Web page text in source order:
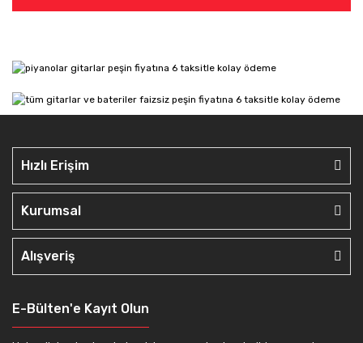
Hızlı Erişim
Kurumsal
Alışveriş
E-Bülten'e Kayıt Olun